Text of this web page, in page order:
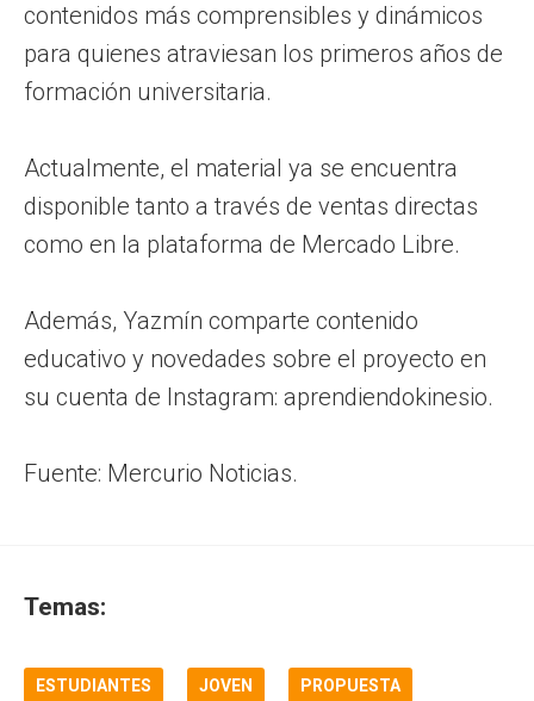
contenidos más comprensibles y dinámicos
para quienes atraviesan los primeros años de
formación universitaria.
Actualmente, el material ya se encuentra
disponible tanto a través de ventas directas
como en la plataforma de Mercado Libre.
Además, Yazmín comparte contenido
educativo y novedades sobre el proyecto en
su cuenta de Instagram: aprendiendokinesio.
Fuente: Mercurio Noticias.
Temas:
ESTUDIANTES JOVEN PROPUESTA